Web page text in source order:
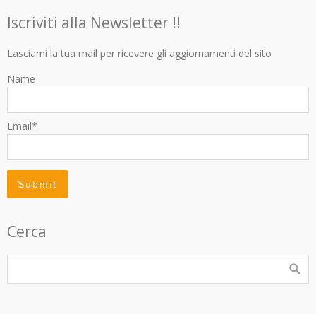
Iscriviti alla Newsletter !!
Lasciami la tua mail per ricevere gli aggiornamenti del sito
Name
Email*
Cerca